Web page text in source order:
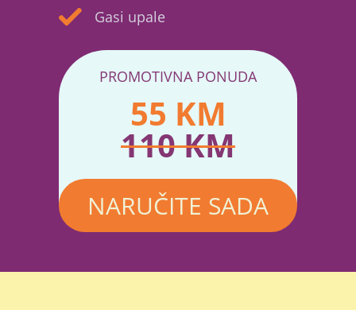
Gasi upale
PROMOTIVNA PONUDA
55 KM
110KM
NARUČITE SADA